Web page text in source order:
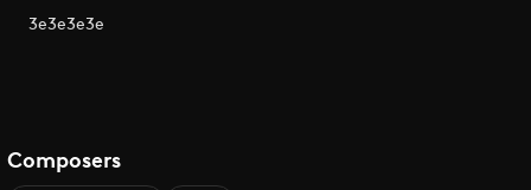
3e3e3e3e
Composers